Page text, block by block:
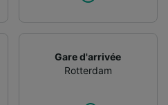
Gare d'arrivée
Rotterdam